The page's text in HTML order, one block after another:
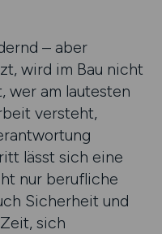
– aber
wird im Bau nicht
wer am lautesten
versteht,
lässt sich eine
nur berufliche
Sicherheit und
sich